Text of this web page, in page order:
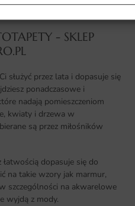
- SKLEP
służyć przez lata i dopasuje się
ponadczasowe i
nadają pomieszczeniom
kwiaty i drzewa w
są przez miłośników
dopasuje się do
na takie wzory jak marmur,
szczególności na akwarelowe
wyjdą z mody.